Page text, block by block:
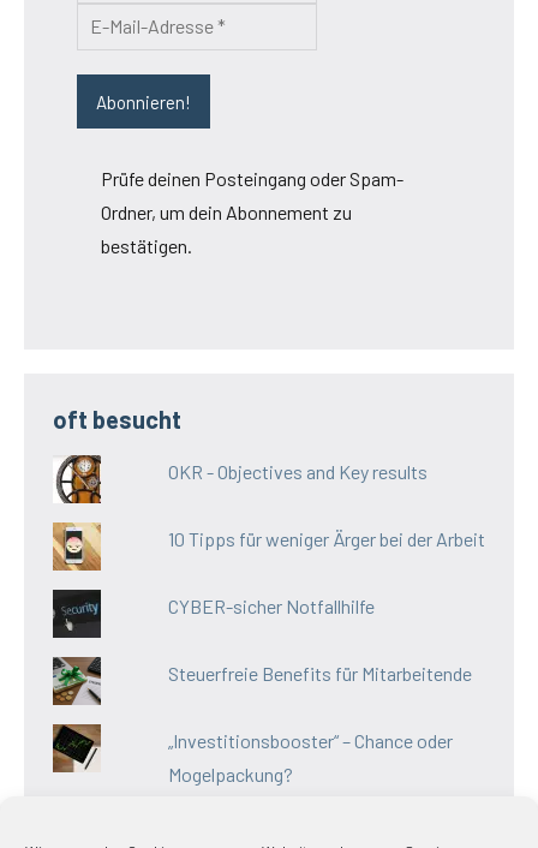
Prüfe deinen Posteingang oder Spam-
Ordner, um dein Abonnement zu
bestätigen.
oft besucht
OKR - Objectives and Key results
10 Tipps für weniger Ärger bei der Arbeit
CYBER-sicher Notfallhilfe
Steuerfreie Benefits für Mitarbeitende
„Investitionsbooster“ – Chance oder
Mogelpackung?